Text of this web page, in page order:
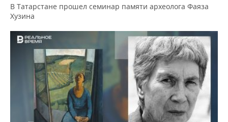
В Татарстане прошел семинар памяти археолога Фаяза
Хузина